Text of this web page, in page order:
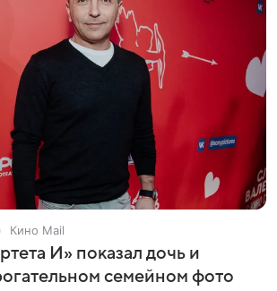
Кино Mail
И» показал дочь и
семейном фото